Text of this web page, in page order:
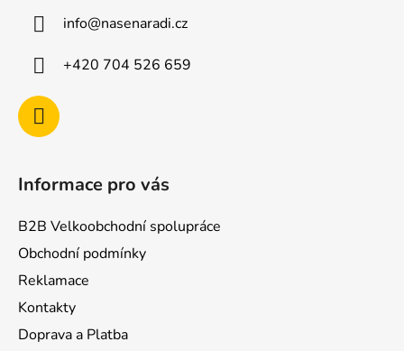
info@nasenaradi.cz
+420 704 526 659
Informace pro vás
B2B Velkoobchodní spolupráce
Obchodní podmínky
Reklamace
Kontakty
Doprava a Platba